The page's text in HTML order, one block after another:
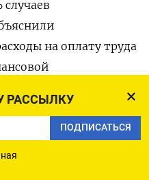
РАССЫЛКУ
ПОДПИСАТЬСЯ
на оплату труда
процессов,
стали выполнять
большинство